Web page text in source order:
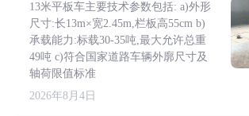
13米平板车主要技术参数包括: a)外形
尺寸:长13m×宽2.45m,栏板高55cm b)
承载能力:标载30-35吨,最大允许总重
49吨 c)符合国家道路车辆外廓尺寸及
轴荷限值标准
2026年8月4日